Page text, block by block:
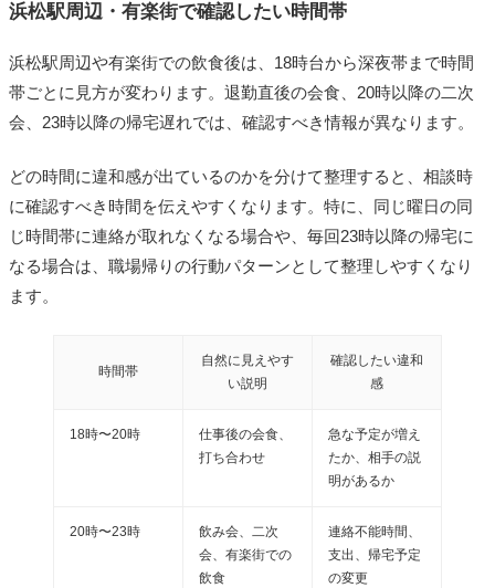
浜松駅周辺・有楽街で確認したい時間帯
浜松駅周辺や有楽街での飲食後は、18時台から深夜帯まで時間
帯ごとに見方が変わります。退勤直後の会食、20時以降の二次
会、23時以降の帰宅遅れでは、確認すべき情報が異なります。
どの時間に違和感が出ているのかを分けて整理すると、相談時
に確認すべき時間を伝えやすくなります。特に、同じ曜日の同
じ時間帯に連絡が取れなくなる場合や、毎回23時以降の帰宅に
なる場合は、職場帰りの行動パターンとして整理しやすくなり
ます。
時間帯
自然に見えやす
い説明
確認したい違和
感
18時〜20時
仕事後の会食、
打ち合わせ
急な予定が増え
たか、相手の説
明があるか
20時〜23時
飲み会、二次
会、有楽街での
飲食
連絡不能時間、
支出、帰宅予定
の変更